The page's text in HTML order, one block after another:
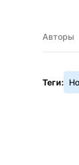
Авторы
Теги: